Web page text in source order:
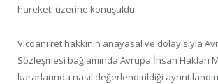
hareketi üzerine konuşuldu.
Vicdani ret hakkının anayasal ve dolayısıyla
Sözleşmesi bağlamında Avrupa İnsan Hakları
kararlarında nasıl değerlendirildiği